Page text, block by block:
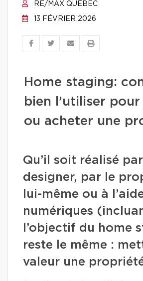
RE/MAX QUÉBEC
13 FÉVRIER 2026
Home staging:
bien l’utiliser
ou acheter une
Qu’il soit réalisé
designer, par le
lui-même ou à
numériques
l’objectif du home
reste le même :
valeur une